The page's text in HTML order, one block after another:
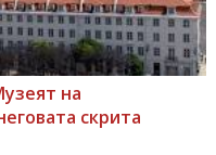
на
скрита